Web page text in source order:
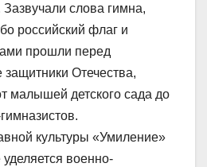
слова гимна,
российский флаг и
прошли перед
Отечества,
малышей детского сада до
культуры «Умиление»
военно-